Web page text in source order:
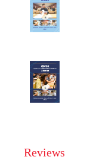
Reviews